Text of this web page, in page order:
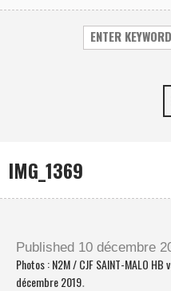
IMG_1369
Published 10 décembre
Photos : N2M / CJF SAINT-MALO HB
décembre 2019.